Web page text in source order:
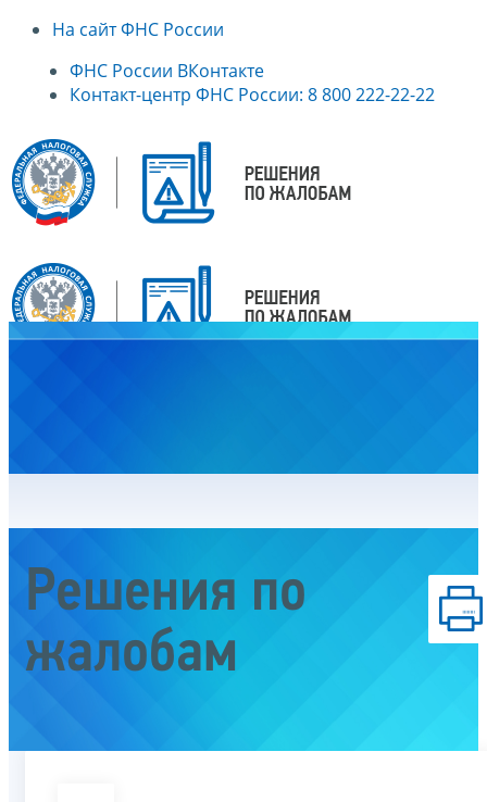
На сайт ФНС России
ФНС России ВКонтакте
Контакт-центр ФНС России: 8 800 222-22-22
Решения по
жалобам